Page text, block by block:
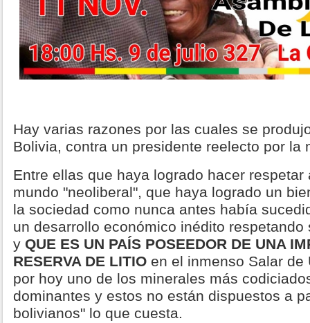
Hay varias razones por las cuales se
Bolivia, contra un presidente reelecto por la
Entre ellas que haya logrado hacer respetar
mundo "neoliberal", que haya logrado un
la sociedad como nunca antes había
un desarrollo económico inédito
y QUE ES UN PAÍS POSEEDOR DE UNA
RESERVA DE LITIO en el inmenso Salar
por hoy uno de los minerales más
dominantes y estos no están dispuestos a
bolivianos" lo que cuesta.